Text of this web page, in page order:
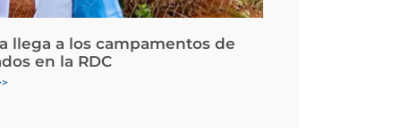
llega a los campamentos de
en la RDC